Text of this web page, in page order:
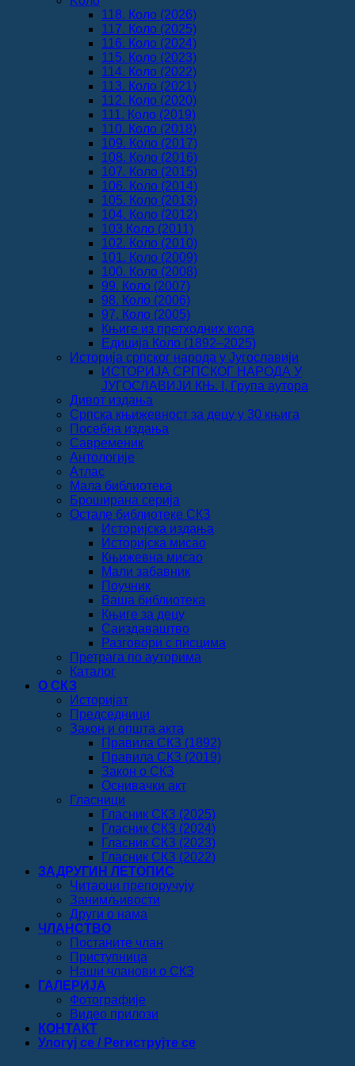
118. Коло (2026)
117. Коло (2025)
116. Коло (2024)
115. Коло (2023)
114. Коло (2022)
113. Коло (2021)
112. Коло (2020)
111. Коло (2019)
110. Коло (2018)
109. Коло (2017)
108. Коло (2016)
107. Коло (2015)
106. Коло (2014)
105. Коло (2013)
104. Коло (2012)
103 Коло (2011)
102. Коло (2010)
101. Коло (2009)
100. Коло (2008)
99. Коло (2007)
98. Коло (2006)
97. Коло (2005)
Књиге из претходних кола
Едиција Коло (1892‒2025)
Историја српског народа у Југославији
ИСТОРИЈА СРПСКОГ НАРОДА У
ЈУГОСЛАВИЈИ КЊ. I, Група аутора
Дивот издања
Српска књижевност за децу у 30 књига
Посебна издања
Савременик
Антологије
Атлас
Мала библиотека
Броширана серија
Остале библиотеке СКЗ
Историјска издања
Историјска мисао
Књижевна мисао
Мали забавник
Поучник
Ваша библиотека
Књиге за децу
Саиздаваштво
Разговори с писцима
Претрага по ауторима
Каталог
О СКЗ
Историјат
Председници
Закон и општа акта
Правила СКЗ (1892)
Правила СКЗ (2019)
Закон о СКЗ
Оснивачки акт
Гласници
Гласник СКЗ (2025)
Гласник СКЗ (2024)
Гласник СКЗ (2023)
Гласник СКЗ (2022)
ЗАДРУГИН ЛЕТОПИС
Читаоци препоручују
Занимљивости
Други о нама
ЧЛАНСТВО
Постаните члан
Приступница
Наши чланови о СКЗ
ГАЛЕРИЈА
Фотографије
Видео прилози
КОНТАКТ
Улогуј се / Региструјте се